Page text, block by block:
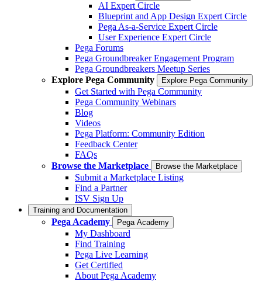
AI Expert Circle
Blueprint and App Design Expert Circle
Pega As-a-Service Expert Circle
User Experience Expert Circle
Pega Forums
Pega Groundbreaker Engagement Program
Pega Groundbreakers Meetup Series
Explore Pega Community
Explore Pega Community
Get Started with Pega Community
Pega Community Webinars
Blog
Videos
Pega Platform: Community Edition
Feedback Center
FAQs
Browse the Marketplace
Browse the Marketplace
Submit a Marketplace Listing
Find a Partner
ISV Sign Up
Training and Documentation
Pega Academy Pega Academy
My Dashboard
Find Training
Pega Live Learning
Get Certified
About Pega Academy